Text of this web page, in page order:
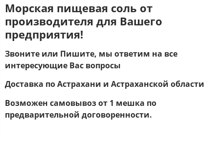
Морская пищевая соль от
производителя для Вашего
предприятия!
Звоните или Пишите, мы ответим на все
интересующие Вас вопросы
Доставка поАстрахани и Астраханской области
Возможен самовывоз от 1 мешка по
предварительной договоренности.